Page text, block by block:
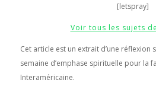
[letspray]
Voir tous les sujets
Cet article est un extrait d’une réflexion
semaine d’emphase spirituelle pour la
Interaméricaine.